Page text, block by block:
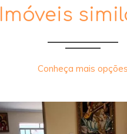
Imóveis
Conheça mais opções